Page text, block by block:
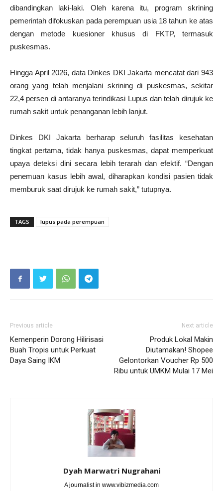
dibandingkan laki-laki. Oleh karena itu, program skrining
pemerintah difokuskan pada perempuan usia 18 tahun ke atas
dengan metode kuesioner khusus di FKTP, termasuk
puskesmas.
Hingga April 2026, data Dinkes DKI Jakarta mencatat dari 943
orang yang telah menjalani skrining di puskesmas, sekitar
22,4 persen di antaranya terindikasi Lupus dan telah dirujuk ke
rumah sakit untuk penanganan lebih lanjut.
Dinkes DKI Jakarta berharap seluruh fasilitas kesehatan
tingkat pertama, tidak hanya puskesmas, dapat memperkuat
upaya deteksi dini secara lebih terarah dan efektif. “Dengan
penemuan kasus lebih awal, diharapkan kondisi pasien tidak
memburuk saat dirujuk ke rumah sakit,” tutupnya.
TAGS lupus pada perempuan
Previous article
Kemenperin Dorong Hilirisasi
Buah Tropis untuk Perkuat
Daya Saing IKM
Next article
Produk Lokal Makin
Diutamakan! Shopee
Gelontorkan Voucher Rp 500
Ribu untuk UMKM Mulai 17 Mei
Dyah Marwatri Nugrahani
A journalist in www.vibizmedia.com